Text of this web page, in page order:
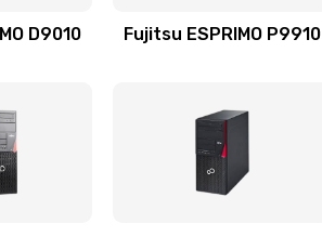
D9010 Fujitsu ESPRIMO P9910